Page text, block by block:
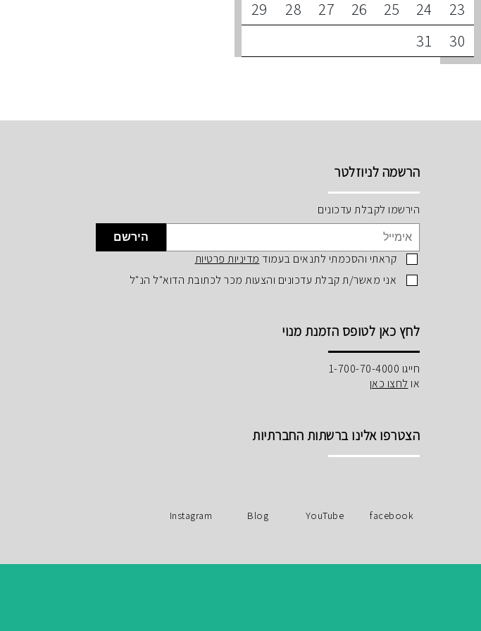
23
24
25
26
27
28
29
30
31
הרשמה לניוזלטר
הירשמו לקבלת עדכונים
הירשם
קראתי והסכמתי לתנאים בעמוד מדיניות פרטיות
אני מאשר/ת קבלת עדכונים והצעות מכר לכתובת הדוא"ל הנ"ל
לחץ כאן לטופס הזמנת מנוי
חייגו 1-700-70-4000
או לחצו כאן
הצטרפו אלינו ברשתות החברתיות
facebook
YouTube
Blog
Instagram